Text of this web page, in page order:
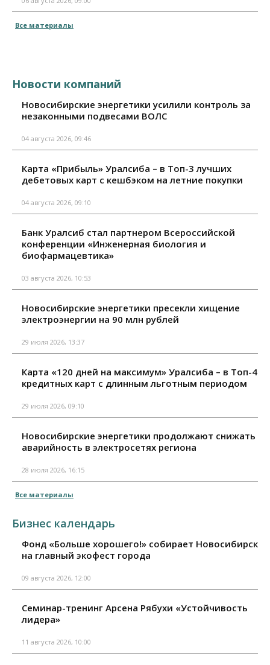
Все материалы
Новости компаний
Новосибирские энергетики усилили контроль за
незаконными подвесами ВОЛС
04 августа 2026, 09:46
Карта «Прибыль» Уралсиба – в Топ-3 лучших
дебетовых карт с кешбэком на летние покупки
04 августа 2026, 09:10
Банк Уралсиб стал партнером Всероссийской
конференции «Инженерная биология и
биофармацевтика»
03 августа 2026, 10:53
Новосибирские энергетики пресекли хищение
электроэнергии на 90 млн рублей
29 июля 2026, 13:37
Карта «120 дней на максимум» Уралсиба – в Топ-4
кредитных карт с длинным льготным периодом
29 июля 2026, 09:10
Новосибирские энергетики продолжают снижать
аварийность в электросетях региона
28 июля 2026, 16:15
Все материалы
Бизнес календарь
Фонд «Больше хорошего!» собирает Новосибирск
на главный экофест города
09 августа 2026, 12:00
Семинар-тренинг Арсена Рябухи «Устойчивость
лидера»
11 августа 2026, 10:00